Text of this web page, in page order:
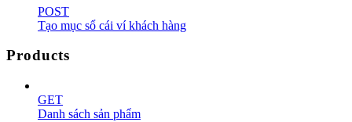
POST
Tạo mục sổ cái ví khách hàng
Products
GET
Danh sách sản phẩm